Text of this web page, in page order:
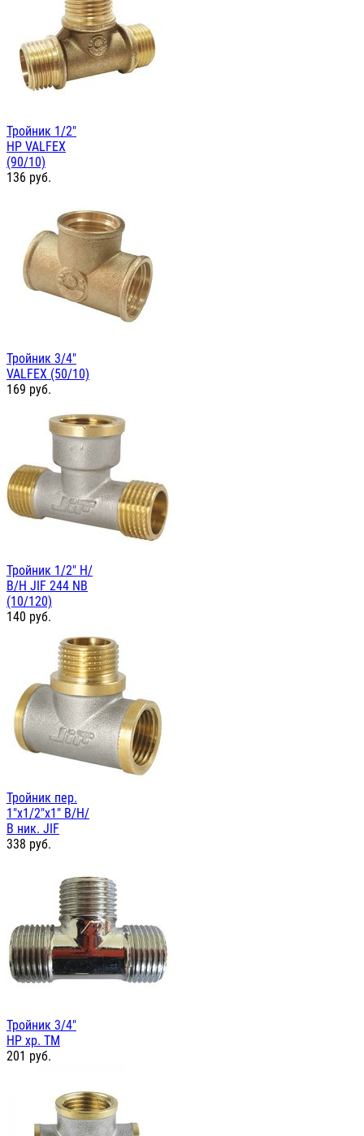
Тройник 1/2"
НР VALFEX
(90/10)
136 руб.
Тройник 3/4"
VALFEX (50/10)
169 руб.
Тройник 1/2" Н/
В/Н JIF 244 NB
(10/120)
140 руб.
Тройник пер.
1"х1/2"х1" В/Н/
В ник. JIF
338 руб.
Тройник 3/4"
НР хр. TM
201 руб.